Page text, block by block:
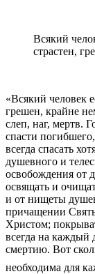
Всякий
страстен,
«Всякий человек
грешен, крайне
слеп, наг, мертв.
спасти
всегда спасать
душевного и
освобождения от
освящать и
и от нищеты
причащении
Христом;
всегда на
смертию. Вот
необходима для